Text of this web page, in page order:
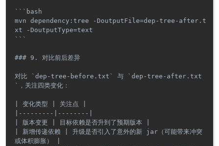
```bash
mvn dependency:tree -DoutputFile=dep-tree-after.t
xt -DoutputType=text
```
### 9. 对比前后差异
对比 `dep-tree-before.txt` 与 `dep-tree-after.txt
`，关注四类变化：
| 变化类型 | 关注点 |
|---------|--------|
| 版本变更 | 目标依赖是否升到了预期版本 |
| 新增传递依赖 | 升级是否引入了意外的新 jar（可能带来冲突
或体积膨胀） |